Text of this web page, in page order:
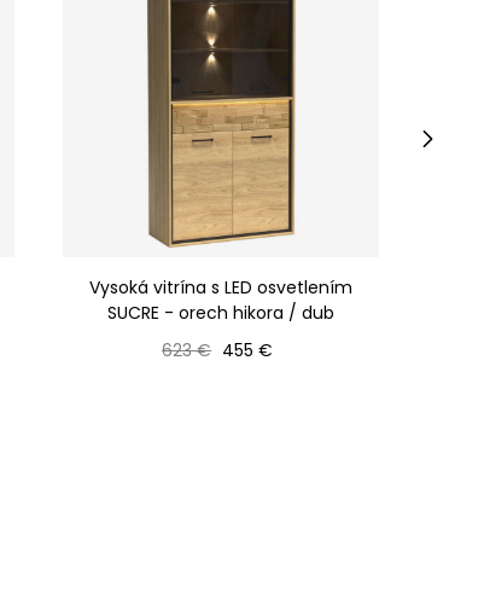
Vysoká vitrína s LED osvetlením
SUCRE - orech hikora / dub
Bežná cena
623 € Cena
455 €